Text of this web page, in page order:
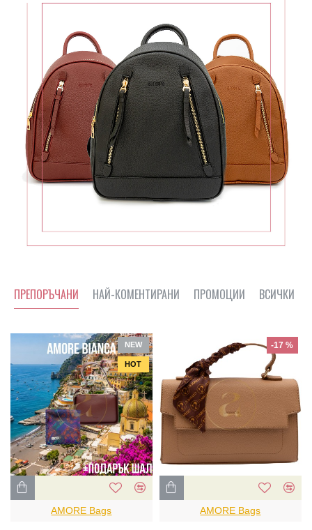
ПРЕПОРЪЧАНИ НАЙ-КОМЕНТИРАНИ ПРОМОЦИИ ВСИЧКИ
NEW
HOT
AMORE Bags
-17 %
AMORE Bags